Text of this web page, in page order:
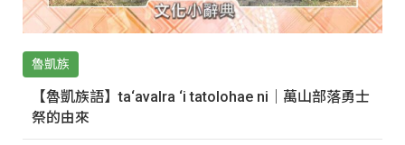
魯凱族
【魯凱族語】ta‘avalra ‘i tatolohae ni｜萬山部落勇士
祭的由來